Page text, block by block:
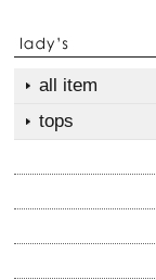
all item
tops